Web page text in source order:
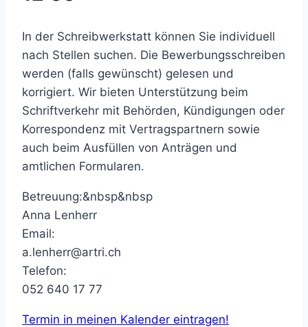
In der Schreibwerkstatt können Sie individuell
nach Stellen suchen. Die Bewerbungsschreiben
werden (falls gewünscht) gelesen und
korrigiert. Wir bieten Unterstützung beim
Schriftverkehr mit Behörden, Kündigungen oder
Korrespondenz mit Vertragspartnern sowie
auch beim Ausfüllen von Anträgen und
amtlichen Formularen.
Betreuung:&nbsp&nbsp
Anna Lenherr
Email:
a.lenherr@artri.ch
Telefon:
052 640 17 77
Termin in meinen Kalender eintragen!